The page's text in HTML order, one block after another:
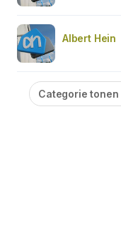
Albert Hein
Categorie tonen